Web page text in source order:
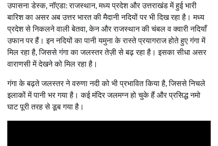
उपासना डेस्क, नॉएडा: राजस्थान, मध्य प्रदेश और उत्तराखंड में हुई भारी
बारिश का असर अब उत्तर भारत की मैदानी नदियों पर भी दिख रहा है। मध्य
प्रदेश से निकलने वाली बेतवा, केन और राजस्थान की चंबल व क्वारी नदियाँ
उफान पर हैं। इन नदियों का पानी यमुना के रास्ते प्रयागराज होते हुए गंगा में
मिल रहा है, जिससे गंगा का जलस्तर तेज़ी से बढ़ रहा है। इसका सीधा असर
वाराणसी में देखने को मिल रहा है।
गंगा के बढ़ते जलस्तर ने वरुणा नदी को भी प्रभावित किया है, जिससे निचले
इलाकों में पानी भर गया है। कई मंदिर जलमग्न हो चुके हैं और प्रसिद्ध नमो
घाट पूरी तरह से डूब गया है।